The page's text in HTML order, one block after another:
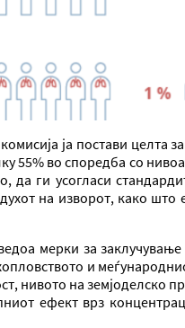
ја постави целта
55% ​​во споредба со
да ги усогласи
на изворот, како што
мерки за
и
нивото на
ефект врз